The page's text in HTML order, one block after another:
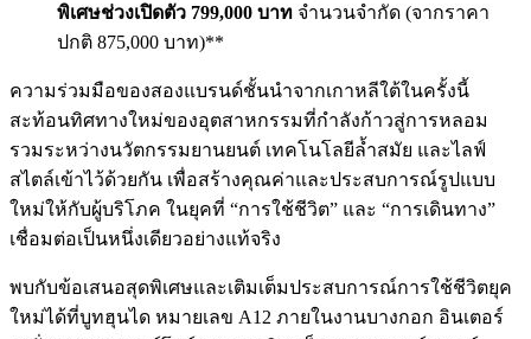
พิเศษช่วงเปิดตัว 799,000 บาท จำนวนจำกัด (จากราคา
ปกติ 875,000 บาท)**
ความร่วมมือของสองแบรนด์ชั้นนำจากเกาหลีใต้ในครั้งนี้
สะท้อนทิศทางใหม่ของอุตสาหกรรมที่กำลังก้าวสู่การหลอม
รวมระหว่างนวัตกรรมยานยนต์ เทคโนโลยีล้ำสมัย และไลฟ์
สไตล์เข้าไว้ด้วยกัน เพื่อสร้างคุณค่าและประสบการณ์รูปแบบ
ใหม่ให้กับผู้บริโภค ในยุคที่ “การใช้ชีวิต” และ “การเดินทาง”
เชื่อมต่อเป็นหนึ่งเดียวอย่างแท้จริง
พบกับข้อเสนอสุดพิเศษและเติมเต็มประสบการณ์การใช้ชีวิตยุค
ใหม่ได้ที่บูทฮุนได หมายเลข A12 ภายในงานบางกอก อินเตอร์